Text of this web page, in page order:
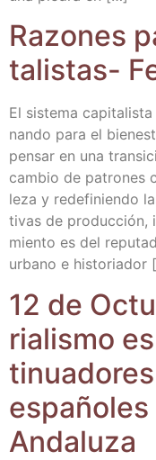
Razo­nes
ta­lis­tas-
El sis­te­ma
nan­do para el
pen­sar en una
cam­bio de patro­nes
le­za y rede­fi­nien­do
ti­vas de pro­duc­ción,
mien­to es del
urbano e historiador
12 de
ria­lis­mo
espa­ño­les
Andaluza